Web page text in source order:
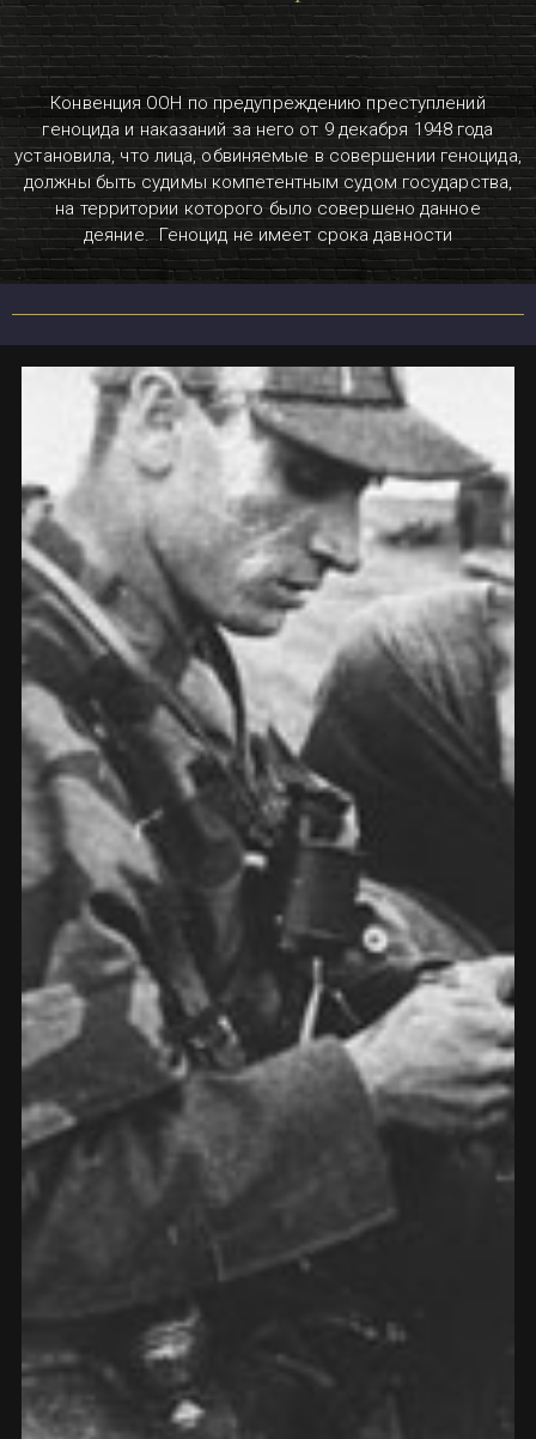
Конвенция ООН по предупреждению преступлений
геноцида и наказаний за него от 9 декабря 1948 года
установила, что лица, обвиняемые в совершении геноцида,
должны быть судимы компетентным судом государства,
на территории которого было совершено данное
деяние. Геноцид не имеет срока давности